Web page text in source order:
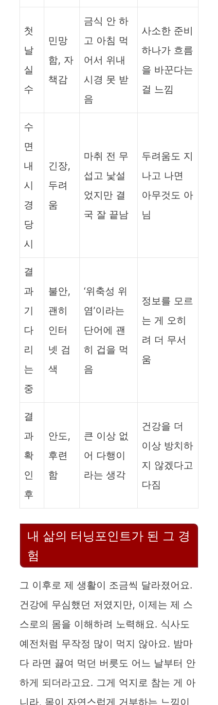
첫
날
실
수
민망
함, 자
책감
금식 안 하
고 아침 먹
어서 위내
시경 못 받
음
사소한 준비
하나가 흐름
을 바꾼다는
걸 느낌
수
면
내
시
경
당
시
긴장,
두려
움
마취 전 무
섭고 낯설
었지만 결
국 잘 끝남
두려움도 지
나고 나면
아무것도 아
님
결
과
기
다
리
는
중
불안,
괜히
인터
넷 검
색
‘위축성 위
염’이라는
단어에 괜
히 겁을 먹
음
정보를 모르
는 게 오히
려 더 무서
움
결
과
확
인
후
안도,
후련
함
큰 이상 없
어 다행이
라는 생각
건강을 더
이상 방치하
지 않겠다고
다짐
내 삶의 터닝포인트가 된 그 경
험
그 이후로 제 생활이 조금씩 달라졌어요.
건강에 무심했던 저였지만, 이제는 제 스
스로의 몸을 이해하려 노력해요. 식사도
예전처럼 무작정 많이 먹지 않아요. 밤마
다 라면 끓여 먹던 버릇도 어느 날부터 안
하게 되더라고요. 그게 억지로 참는 게 아
니라, 몸이 자연스럽게 거부하는 느낌이